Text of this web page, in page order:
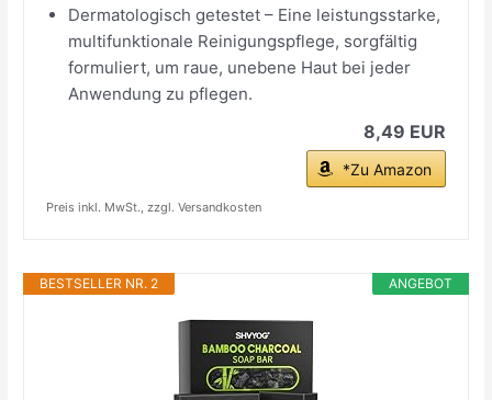
Dermatologisch getestet – Eine leistungsstarke,
multifunktionale Reinigungspflege, sorgfältig
formuliert, um raue, unebene Haut bei jeder
Anwendung zu pflegen.
8,49 EUR
*Zu Amazon
Preis inkl. MwSt., zzgl. Versandkosten
ANGEBOT
BESTSELLER NR. 2